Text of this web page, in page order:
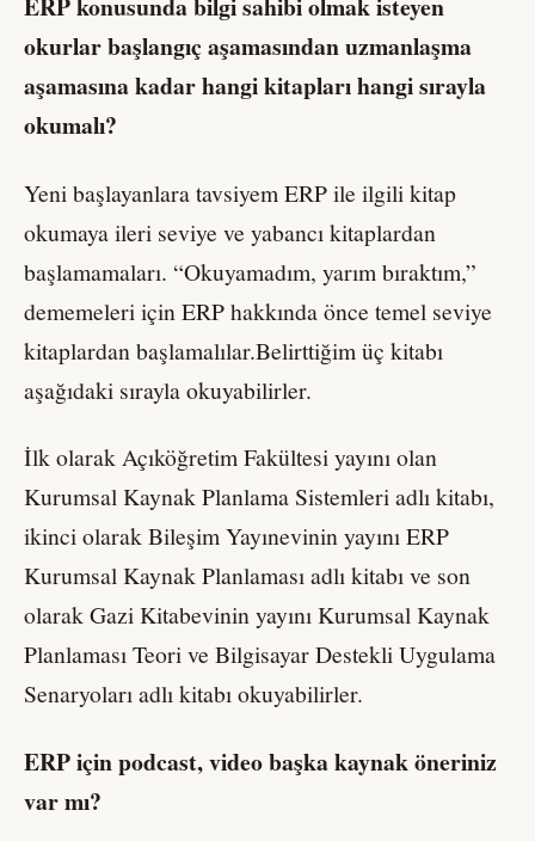
okurlar başlangıç aşamasından uzmanlaşma
aşamasına kadar hangi kitapları hangi sırayla
okumalı?
Yeni başlayanlara tavsiyem ERP ile ilgili kitap
okumaya ileri seviye ve yabancı kitaplardan
başlamamaları. “Okuyamadım, yarım bıraktım,”
dememeleri için ERP hakkında önce temel seviye
kitaplardan başlamalılar.Belirttiğim üç kitabı
aşağıdaki sırayla okuyabilirler.
İlk olarak Açıköğretim Fakültesi yayını olan
Kurumsal Kaynak Planlama Sistemleri adlı kitabı,
ikinci olarak Bileşim Yayınevinin yayını ERP
Kurumsal Kaynak Planlaması adlı kitabı ve son
olarak Gazi Kitabevinin yayını Kurumsal Kaynak
Planlaması Teori ve Bilgisayar Destekli Uygulama
Senaryoları adlı kitabı okuyabilirler.
ERP için podcast, video başka kaynak öneriniz
var mı?